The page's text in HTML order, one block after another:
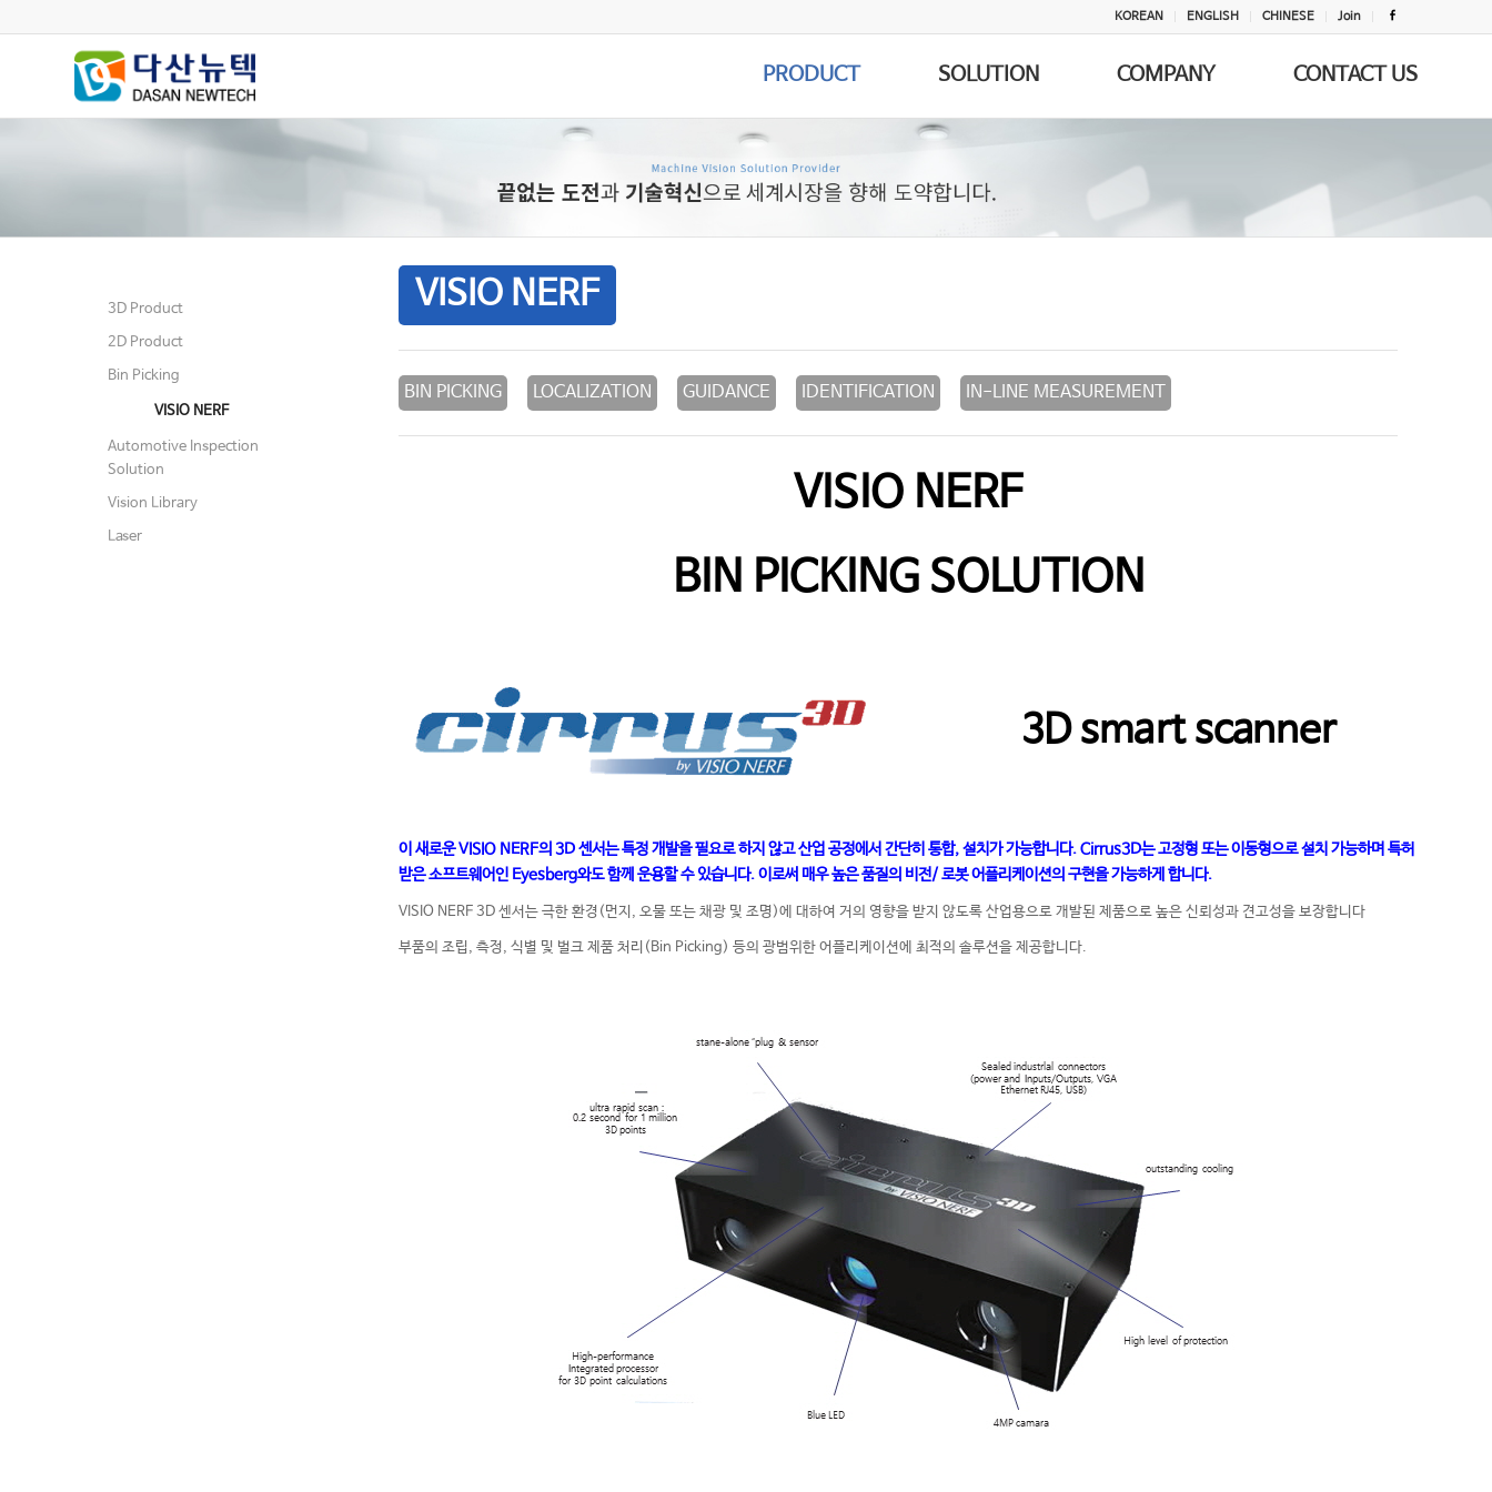
KOREAN ENGLISH CHINESE Join
PRODUCT SOLUTION COMPANY CONTACT US
VISIO NERF
BIN PICKING LOCALIZATION GUIDANCE IDENTIFICATION IN-LINE MEASUREMENT
VISIO NERF
BIN PICKING SOLUTION
3D smart scanner
이 새로운 VISIO NERF의 3D 센서는 특정 개발을 필요로 하지 않고 산업 공정에서 간단히 통합, 설치가 가능합니다. Cirrus3D는 고정형 또는 이동형으로 설치 가능하며 특허
받은 소프트웨어인 Eyesberg와도 함께 운용할 수 있습니다. 이로써 매우 높은 품질의 비전/ 로봇 어플리케이션의 구현을 가능하게 합니다.
VISIO NERF 3D 센서는 극한 환경(먼지, 오물 또는 채광 및 조명)에 대하여 거의 영향을 받지 않도록 산업용으로 개발된 제품으로 높은 신뢰성과 견고성을 보장합니다
부품의 조립, 측정, 식별 및 벌크 제품 처리(Bin Picking) 등의 광범위한 어플리케이션에 최적의 솔루션을 제공합니다.
3D Product
2D Product
Bin Picking
VISIO NERF
Automotive Inspection
Solution
Vision Library
Laser